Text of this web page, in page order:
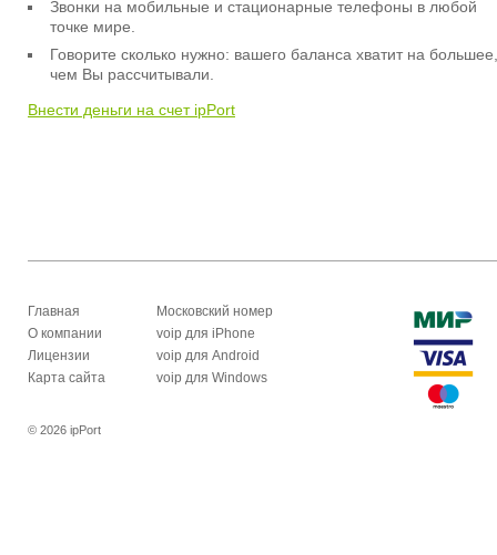
Звонки на мобильные и стационарные телефоны в любой
точке мире.
Говорите сколько нужно: вашего баланса хватит на большее,
чем Вы рассчитывали.
Внести деньги на счет ipPort
Главная
О компании
Лицензии
Карта сайта
Московский номер
voip для iPhone
voip для Android
voip для Windows
© 2026 ipPort